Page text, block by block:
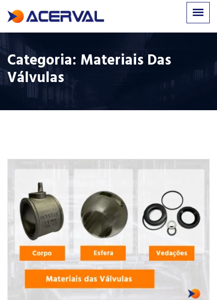
Categoria: Materiais Das
Válvulas